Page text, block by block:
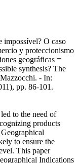
impossível? O caso
y proteccionismo
geográficas =
synthesis? The
- In:
pp. 86-101.
to the need of
products
to ensure the
This paper
Indications